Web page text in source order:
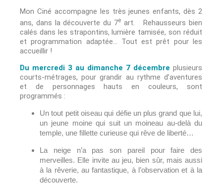
Mon Ciné accompagne les très jeunes enfants, dès 2
ans, dans la découverte du 7e art. Rehausseurs bien
calés dans les strapontins, lumière tamisée, son réduit
et programmation adaptée… Tout est prêt pour les
accueillir !
Du mercredi 3 au dimanche 7 décembre plusieurs
courts-métrages, pour grandir au rythme d’aventures
et de personnages hauts en couleurs, sont
programmés :
Un tout petit oiseau qui défie un plus grand que lui,
un jeune moine qui suit un moineau au-delà du
temple, une fillette curieuse qui rêve de liberté…
La neige n’a pas son pareil pour faire des
merveilles. Elle invite au jeu, bien sûr, mais aussi
à la rêverie, au fantastique, à l’observation et à la
découverte.